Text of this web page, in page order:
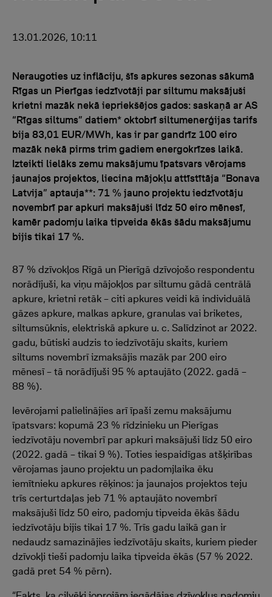
13.01.2026, 10:11
Neraugoties uz inflāciju, šīs apkures sezonas sākumā
Rīgas un Pierīgas iedzīvotāji par siltumu maksājuši
krietni mazāk nekā iepriekšējos gados: saskaņā ar AS
“Rīgas siltums” datiem* oktobrī siltumenerģijas tarifs
bija 83,01 EUR/MWh, kas ir par gandrīz 100 eiro
mazāk nekā pirms trim gadiem energokrīzes laikā.
Izteikti lielāks zemu maksājumu īpatsvars vērojams
jaunajos projektos, liecina mājokļu attīstītāja “Bonava
Latvija” aptauja**: 71 % jauno projektu iedzīvotāju
novembrī par apkuri maksājuši līdz 50 eiro mēnesī,
kamēr padomju laika tipveida ēkās šādu maksājumu
bijis tikai 17 %.
87 % dzīvokļos Rīgā un Pierīgā dzīvojošo respondentu
norādījuši, ka viņu mājokļos par siltumu gādā centrālā
apkure, krietni retāk – citi apkures veidi kā individuālā
gāzes apkure, malkas apkure, granulas vai briketes,
siltumsūknis, elektriskā apkure u. c. Salīdzinot ar 2022.
gadu, būtiski audzis to iedzīvotāju skaits, kuriem
siltums novembrī izmaksājis mazāk par 200 eiro
mēnesī – tā norādījuši 95 % aptaujāto (2022. gadā –
88 %).
Ievērojami palielinājies arī īpaši zemu maksājumu
īpatsvars: kopumā 23 % rīdzinieku un Pierīgas
iedzīvotāju novembrī par apkuri maksājuši līdz 50 eiro
(2022. gadā – tikai 9 %). Toties iespaidīgas atšķirības
vērojamas jauno projektu un padomjlaika ēku
iemītnieku apkures rēķinos: ja jaunajos projektos teju
trīs certurtdaļas jeb 71 % aptaujāto novembrī
maksājuši līdz 50 eiro, padomju tipveida ēkās šādu
iedzīvotāju bijis tikai 17 %. Trīs gadu laikā gan ir
nedaudz samazinājies iedzīvotāju skaits, kuriem pieder
dzīvokļi tieši padomju laika tipveida ēkās (57 % 2022.
gadā pret 54 % pērn).